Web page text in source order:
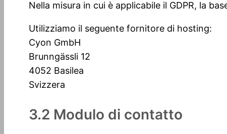
Nella misura in cui è applicabile il GDPR, la
Utilizziamo il seguente fornitore di hosting:
Cyon GmbH
Brunngässli 12
4052 Basilea
Svizzera
3.2 Modulo di contatto